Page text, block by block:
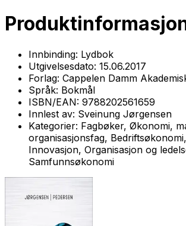
Innbinding: Lydbok
Utgivelsesdato: 15.06.2017
Forlag: Cappelen Damm
Språk: Bokmål
ISBN/EAN: 9788202561659
Innlest av: Sveinung Jørgensen
Kategorier: Fagbøker, Økonomi,
organisasjonsfag,
Innovasjon, Organisasjon og
Samfunnsøkonomi